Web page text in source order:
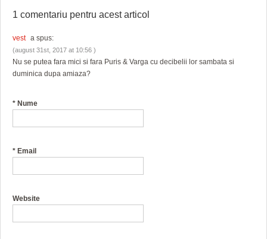
1 comentariu pentru acest articol
vest a spus:
(august 31st, 2017 at 10:56 )
Nu se putea fara mici si fara Puris & Varga cu decibelii lor sambata si
duminica dupa amiaza?
* Nume
* Email
Website